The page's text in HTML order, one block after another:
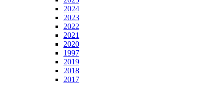
2024
2023
2022
2021
2020
1997
2019
2018
2017